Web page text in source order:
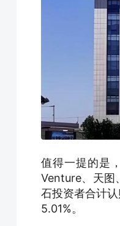
值得一提的是
Venture、天图
石投资者合计
5.01%。